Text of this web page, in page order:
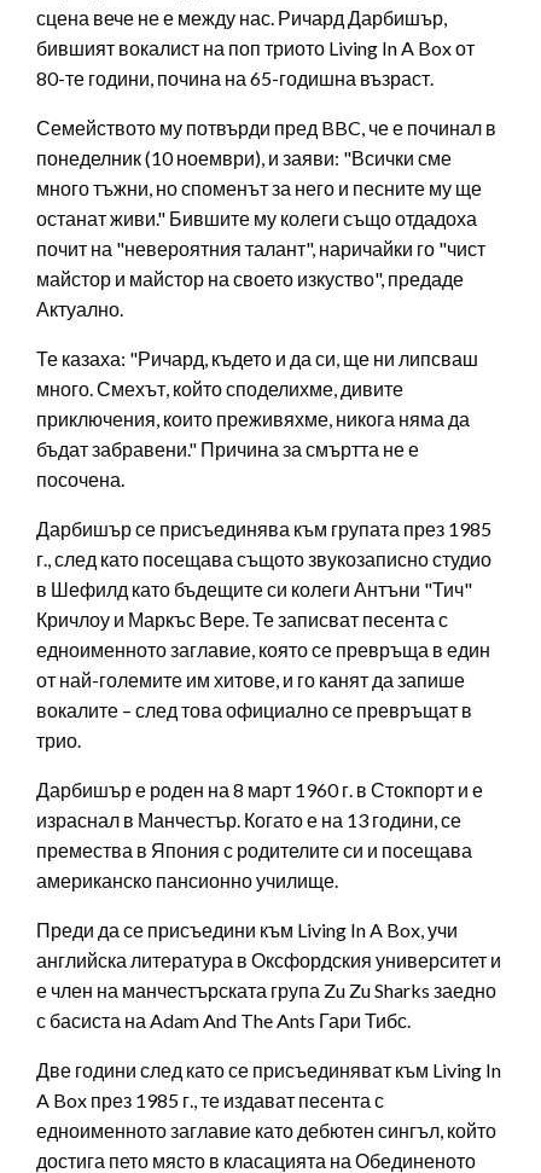
сцена вече не е между нас. Ричард Дарбишър,
бившият вокалист на поп триото Living In A Box от
80-те години, почина на 65-годишна възраст.
Семейството му потвърди пред BBC, че е починал в
понеделник (10 ноември), и заяви: "Всички сме
много тъжни, но споменът за него и песните му ще
останат живи." Бившите му колеги също отдадоха
почит на "невероятния талант", наричайки го "чист
майстор и майстор на своето изкуство", предаде
Актуално.
Те казаха: "Ричард, където и да си, ще ни липсваш
много. Смехът, който споделихме, дивите
приключения, които преживяхме, никога няма да
бъдат забравени." Причина за смъртта не е
посочена.
Дарбишър се присъединява към групата през 1985
г., след като посещава същото звукозаписно студио
в Шефилд като бъдещите си колеги Антъни "Тич"
Кричлоу и Маркъс Вере. Те записват песента с
едноименното заглавие, която се превръща в един
от най-големите им хитове, и го канят да запише
вокалите – след това официално се превръщат в
трио.
Дарбишър е роден на 8 март 1960 г. в Стокпорт и е
израснал в Манчестър. Когато е на 13 години, се
премества в Япония с родителите си и посещава
американско пансионно училище.
Преди да се присъедини към Living In A Box, учи
английска литература в Оксфордския университет и
е член на манчестърската група Zu Zu Sharks заедно
с басиста на Adam And The Ants Гари Тибс.
Две години след като се присъединяват към Living In
A Box през 1985 г., те издават песента с
едноименното заглавие като дебютен сингъл, който
достига пето място в класацията на Обединеното